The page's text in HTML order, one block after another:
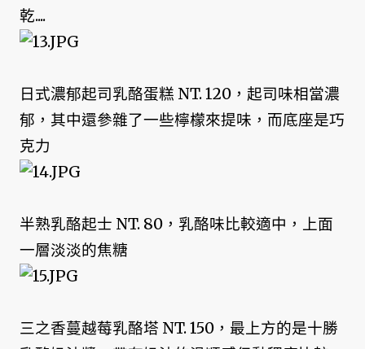
乾....
日式濃郁起司乳酪蛋糕 NT. 120，起司味相當濃
郁，其中還參雜了一些檸檬來提味，而底座是巧
克力
半熟乳酪起士 NT. 80，乳酪味比較適中，上面
一層淡淡的焦糖
三之香蔓越莓乳酪塔 NT. 150，最上方的是十勝